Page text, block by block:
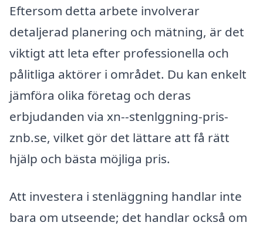
Eftersom detta arbete involverar
detaljerad planering och mätning, är det
viktigt att leta efter professionella och
pålitliga aktörer i området. Du kan enkelt
jämföra olika företag och deras
erbjudanden via xn--stenlggning-pris-
znb.se, vilket gör det lättare att få rätt
hjälp och bästa möjliga pris.
Att investera i stenläggning handlar inte
bara om utseende; det handlar också om